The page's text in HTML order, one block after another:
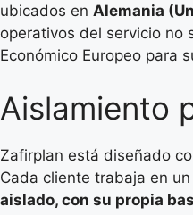
ubicados en Alemania
operativos del servicio no
Económico Europeo para
Aislamiento
Zafirplan está diseñado
Cada cliente trabaja en un
aislado, con su propia